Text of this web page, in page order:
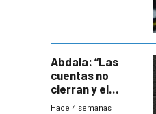
Abdala: “Las
cuentas no
cierran y el
balance del
Hace 4 semanas